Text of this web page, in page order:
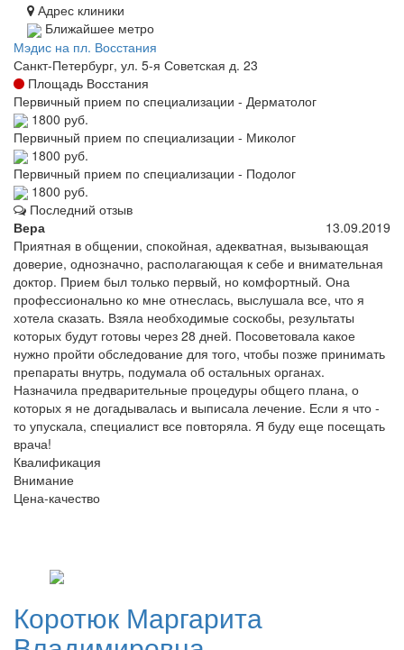
Адрес клиники
Ближайшее метро
Мэдис на пл. Восстания
Санкт-Петербург, ул. 5-я Советская д. 23
Площадь Восстания
Первичный прием по специализации - Дерматолог
1800 руб.
Первичный прием по специализации - Миколог
1800 руб.
Первичный прием по специализации - Подолог
1800 руб.
Последний отзыв
Вера
13.09.2019
Приятная в общении, спокойная, адекватная, вызывающая
доверие, однозначно, располагающая к себе и внимательная
доктор. Прием был только первый, но комфортный. Она
профессионально ко мне отнеслась, выслушала все, что я
хотела сказать. Взяла необходимые соскобы, результаты
которых будут готовы через 28 дней. Посоветовала какое
нужно пройти обследование для того, чтобы позже принимать
препараты внутрь, подумала об остальных органах.
Назначила предварительные процедуры общего плана, о
которых я не догадывалась и выписала лечение. Если я что -
то упускала, специалист все повторяла. Я буду еще посещать
врача!
Квалификация
Внимание
Цена-качество
Коротюк Маргарита